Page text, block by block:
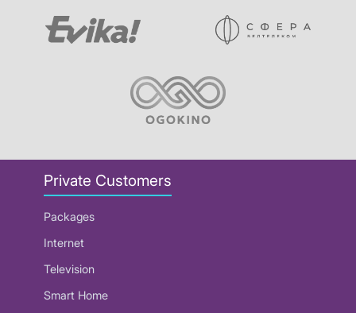
Private Customers
Packages
Internet
Television
Smart Home